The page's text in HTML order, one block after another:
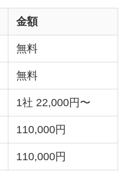
金額
無料
無料
1社 22,000円〜
110,000円
110,000円